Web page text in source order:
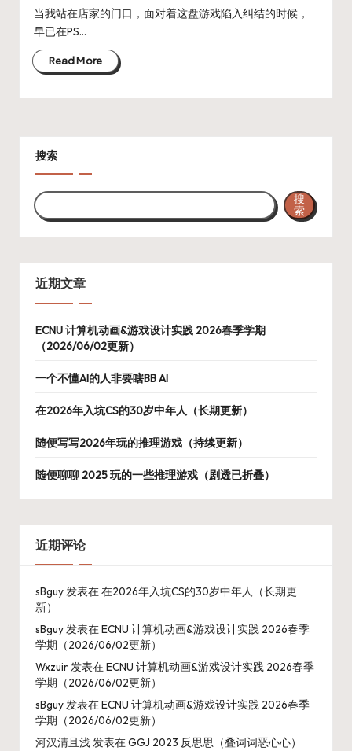
当我站在店家的门口，面对着这盘游戏陷入纠结的时候，
早已在PS…
Read More
搜索
搜
索
近期文章
ECNU 计算机动画&游戏设计实践 2026春季学期
（2026/06/02更新）
一个不懂AI的人非要瞎BB AI
在2026年入坑CS的30岁中年人（长期更新）
随便写写2026年玩的推理游戏（持续更新）
随便聊聊 2025 玩的一些推理游戏（剧透已折叠）
近期评论
sBguy发表在在2026年入坑CS的30岁中年人（长期更
新）
sBguy发表在ECNU 计算机动画&游戏设计实践 2026春季
学期（2026/06/02更新）
Wxzuir发表在ECNU 计算机动画&游戏设计实践 2026春季
学期（2026/06/02更新）
sBguy发表在ECNU 计算机动画&游戏设计实践 2026春季
学期（2026/06/02更新）
河汉清且浅发表在GGJ 2023 反思思（叠词词恶心心）